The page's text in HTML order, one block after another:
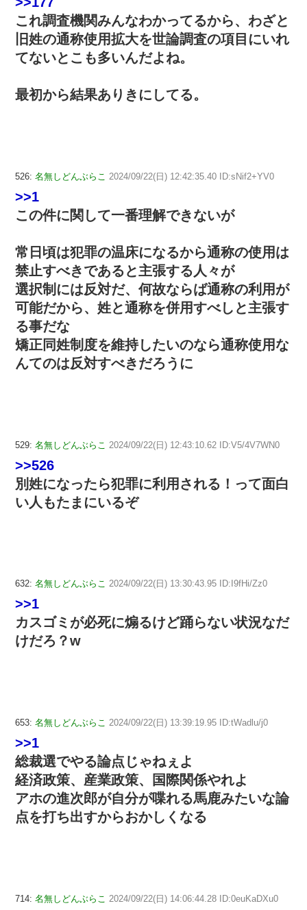
これ調査機関みんなわかってるから、わざと
旧姓の通称使用拡大を世論調査の項目にいれ
てないとこも多いんだよね。
最初から結果ありきにしてる。
526: 名無しどんぶらこ 2024/09/22(日) 12:42:35.40 ID:sNif2+YV0
>>1
この件に関して一番理解できないが
常日頃は犯罪の温床になるから通称の使用は
禁止すべきであると主張する人々が
選択制には反対だ、何故ならば通称の利用が
可能だから、姓と通称を併用すべしと主張す
る事だな
矯正同姓制度を維持したいのなら通称使用な
んてのは反対すべきだろうに
529: 名無しどんぶらこ 2024/09/22(日) 12:43:10.62 ID:V5/4V7WN0
>>526
別姓になったら犯罪に利用される！って面白
い人もたまにいるぞ
632: 名無しどんぶらこ 2024/09/22(日) 13:30:43.95 ID:I9fHi/Zz0
>>1
カスゴミが必死に煽るけど踊らない状況なだ
けだろ？w
653: 名無しどんぶらこ 2024/09/22(日) 13:39:19.95 ID:tWadlu/j0
>>1
総裁選でやる論点じゃねぇよ
経済政策、産業政策、国際関係やれよ
アホの進次郎が自分が喋れる馬鹿みたいな論
点を打ち出すからおかしくなる
714: 名無しどんぶらこ 2024/09/22(日) 14:06:44.28 ID:0euKaDXu0